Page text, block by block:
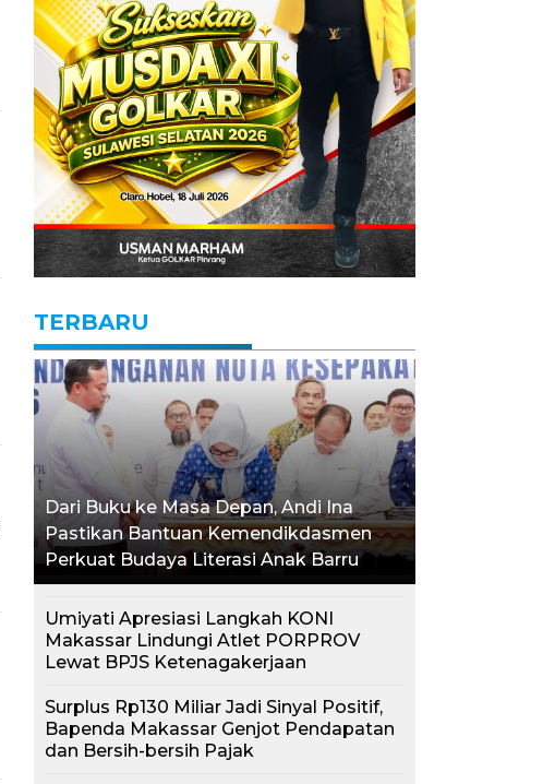
TERBARU
Dari Buku ke Masa Depan, Andi Ina
Pastikan Bantuan Kemendikdasmen
Perkuat Budaya Literasi Anak Barru
Umiyati Apresiasi Langkah KONI
Makassar Lindungi Atlet PORPROV
Lewat BPJS Ketenagakerjaan
Surplus Rp130 Miliar Jadi Sinyal Positif,
Bapenda Makassar Genjot Pendapatan
dan Bersih-bersih Pajak